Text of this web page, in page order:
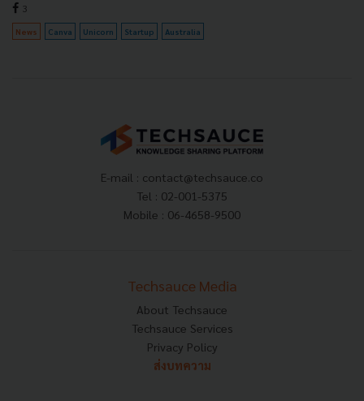
3
News Canva Unicorn Startup Australia
E-mail : contact@techsauce.co
Tel : 02-001-5375
Mobile : 06-4658-9500
Techsauce Media
About Techsauce
Techsauce Services
Privacy Policy
ส่งบทความ